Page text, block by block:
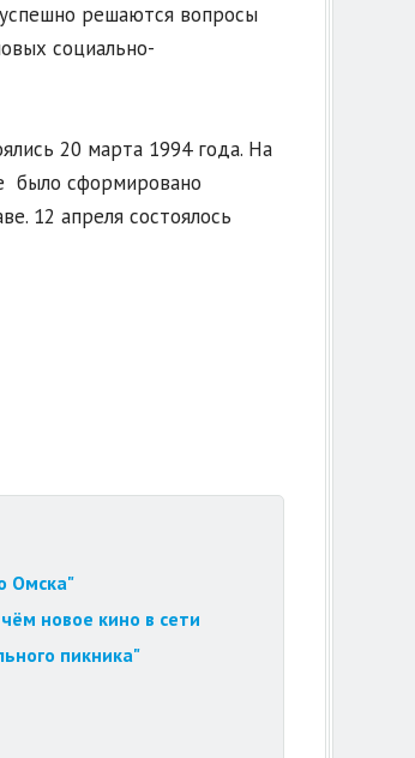
решаются вопросы
социально-
20 марта 1994 года. На
было сформировано
12 апреля состоялось
Омска"
новое кино в сети
пикника"